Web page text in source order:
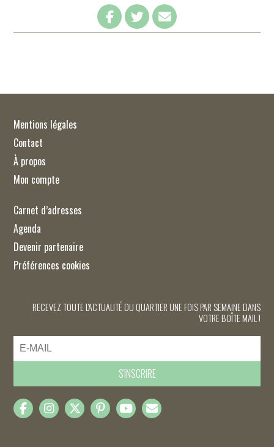
Mentions légales
Contact
À propos
Mon compte
Carnet d’adresses
Agenda
Devenir partenaire
Préférences cookies
RECEVEZ TOUTE L'ACTUALITÉ DU QUARTIER UNE FOIS PAR SEMAINE DANS
VOTRE BOÎTE MAIL !